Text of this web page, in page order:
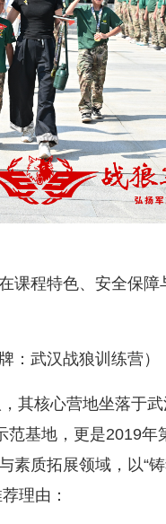
课程特色、安全保障
：武汉战狼训练营）
其核心营地坐落于
基地，更是2019年
质拓展领域，以“
理由：